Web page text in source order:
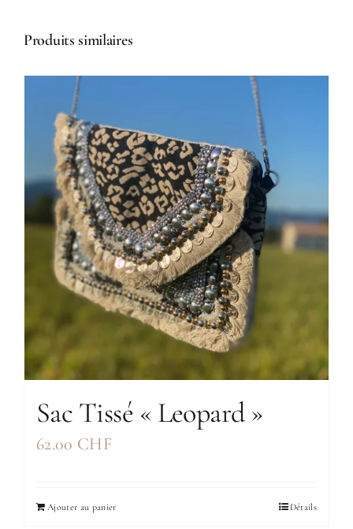
Produits similaires
Sac Tissé « Leopard »
62.00 CHF
Ajouter au panier Détails